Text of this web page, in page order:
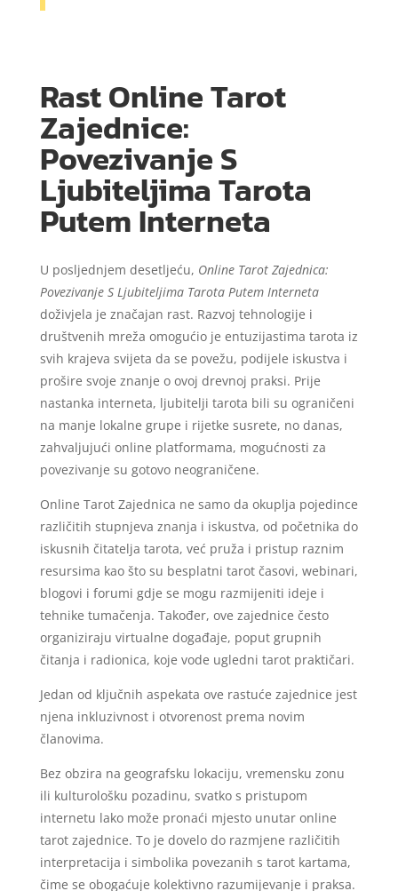
Rast Online Tarot
Zajednice:
Povezivanje S
Ljubiteljima Tarota
Putem Interneta
U posljednjem desetljeću, Online Tarot Zajednica:
Povezivanje S Ljubiteljima Tarota Putem Interneta
doživjela je značajan rast. Razvoj tehnologije i
društvenih mreža omogućio je entuzijastima tarota iz
svih krajeva svijeta da se povežu, podijele iskustva i
prošire svoje znanje o ovoj drevnoj praksi. Prije
nastanka interneta, ljubitelji tarota bili su ograničeni
na manje lokalne grupe i rijetke susrete, no danas,
zahvaljujući online platformama, mogućnosti za
povezivanje su gotovo neograničene.
Online Tarot Zajednica ne samo da okuplja pojedince
različitih stupnjeva znanja i iskustva, od početnika do
iskusnih čitatelja tarota, već pruža i pristup raznim
resursima kao što su besplatni tarot časovi, webinari,
blogovi i forumi gdje se mogu razmijeniti ideje i
tehnike tumačenja. Također, ove zajednice često
organiziraju virtualne događaje, poput grupnih
čitanja i radionica, koje vode ugledni tarot praktičari.
Jedan od ključnih aspekata ove rastuće zajednice jest
njena inkluzivnost i otvorenost prema novim
članovima.
Bez obzira na geografsku lokaciju, vremensku zonu
ili kulturološku pozadinu, svatko s pristupom
internetu lako može pronaći mjesto unutar online
tarot zajednice. To je dovelo do razmjene različitih
interpretacija i simbolika povezanih s tarot kartama,
čime se obogaćuje kolektivno razumijevanje i praksa.